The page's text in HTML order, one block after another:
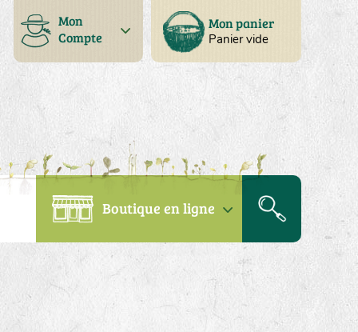
Mon panier
Panier vide
Mon
Compte
Boutique en ligne